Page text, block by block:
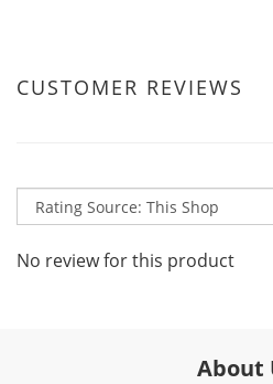
CUSTOMER REVIEWS
No review for this product
About